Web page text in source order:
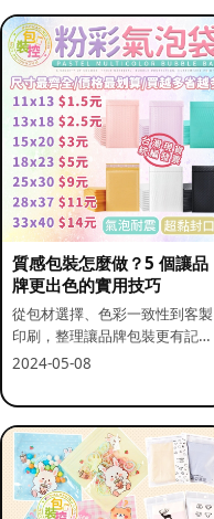
質感包裝怎麼做？5 個讓品
牌更出色的實用技巧
從包材選擇、色彩一致性到客製
印刷，整理讓品牌包裝更有記憶
點的實用做法。
2024-05-08